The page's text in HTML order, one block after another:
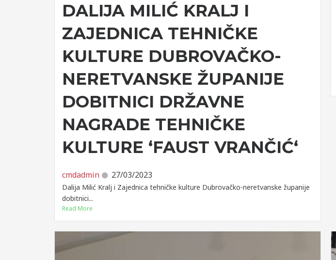
DALIJA MILIĆ KRALJ I
ZAJEDNICA TEHNIČKE
KULTURE DUBROVAČKO-
NERETVANSKE ŽUPANIJE
DOBITNICI DRŽAVNE
NAGRADE TEHNIČKE
KULTURE ‘FAUST VRANČIĆ‘
cmdadmin 27/03/2023
Dalija Milić Kralj i Zajednica tehničke kulture Dubrovačko-neretvanske županije
dobitnici...
Read More